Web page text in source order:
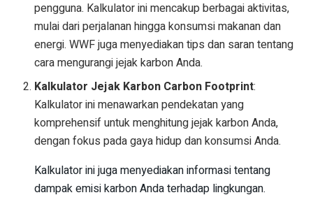
pengguna. Kalkulator ini mencakup berbagai aktivitas,
mulai dari perjalanan hingga konsumsi makanan dan
energi. WWF juga menyediakan tips dan saran tentang
cara mengurangi jejak karbon Anda.
Kalkulator Jejak Karbon Carbon Footprint:
Kalkulator ini menawarkan pendekatan yang
komprehensif untuk menghitung jejak karbon Anda,
dengan fokus pada gaya hidup dan konsumsi Anda.
Kalkulator ini juga menyediakan informasi tentang
dampak emisi karbon Anda terhadap lingkungan.